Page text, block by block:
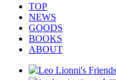
TOP
NEWS
GOODS
BOOKS
ABOUT